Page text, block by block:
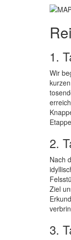
1.
Wir
2.
Nach
Ziel
3.